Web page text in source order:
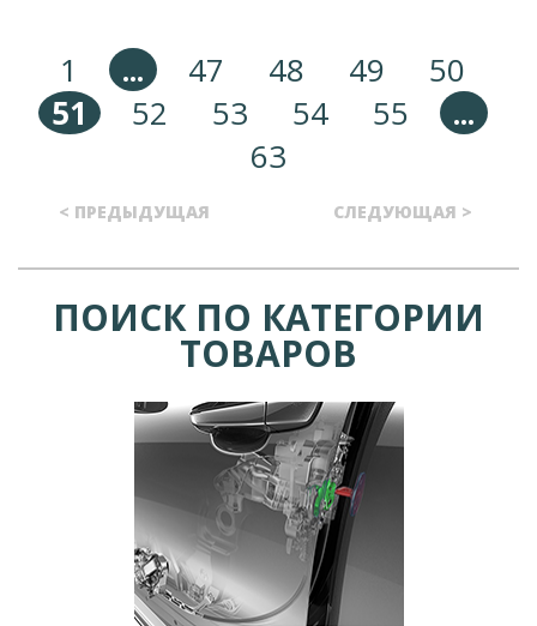
< ПРЕДЫДУЩАЯ
1 ... 47 48 49
50
51
52 53 54 55
...
63
СЛЕДУЮЩАЯ >
ПОИСК ПО КАТЕГОРИИ
ТОВАРОВ